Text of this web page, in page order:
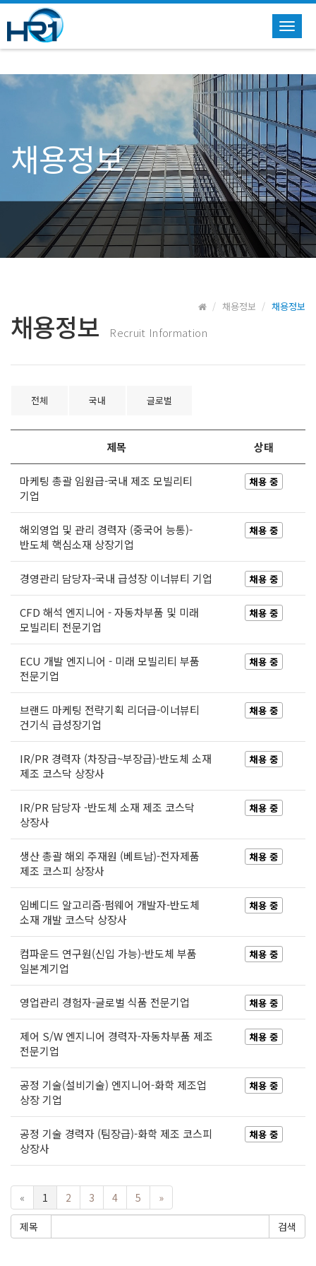
채용정보
채용정보 채용정보
채용정보 Recruit Information
전체 국내 글로벌
제목 상태
마케팅 총괄 임원급-국내 제조 모빌리티
기업
채용 중
해외영업 및 관리 경력자 (중국어 능통)-
반도체 핵심소재 상장기업
채용 중
경영관리 담당자-국내 급성장 이너뷰티 기업 채용 중
CFD 해석 엔지니어 - 자동차부품 및 미래
모빌리티 전문기업
채용 중
ECU 개발 엔지니어 - 미래 모빌리티 부품
전문기업
채용 중
브랜드 마케팅 전략기획 리더급-이너뷰티
건기식 급성장기업
채용 중
IR/PR 경력자 (차장급~부장급)-반도체 소재
제조 코스닥 상장사
채용 중
IR/PR 담당자 -반도체 소재 제조 코스닥
상장사
채용 중
생산 총괄 해외 주재원 (베트남)-전자제품
제조 코스피 상장사
채용 중
임베디드 알고리즘·펌웨어 개발자-반도체
소재 개발 코스닥 상장사
채용 중
컴파운드 연구원(신입 가능)-반도체 부품
일본계기업
채용 중
영업관리 경험자-글로벌 식품 전문기업 채용 중
제어 S/W 엔지니어 경력자-자동차부품 제조
전문기업
채용 중
공정 기술(설비기술) 엔지니어-화학 제조업
상장 기업
채용 중
공정 기술 경력자 (팀장급)-화학 제조 코스피
상장사
채용 중
« 1 2 3 4 5 »
제목